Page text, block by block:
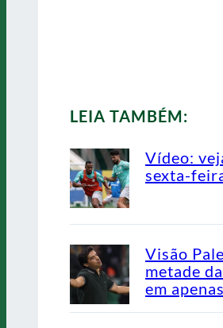
LEIA TAMBÉM:
Vídeo:
sexta-
Visão
metade
em